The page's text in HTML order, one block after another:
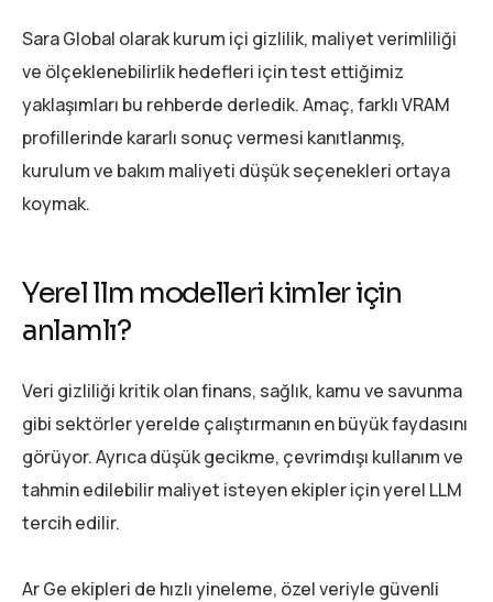
Sara Global olarak kurum içi gizlilik, maliyet verimliliği
ve ölçeklenebilirlik hedefleri için test ettiğimiz
yaklaşımları bu rehberde derledik. Amaç, farklı VRAM
profillerinde kararlı sonuç vermesi kanıtlanmış,
kurulum ve bakım maliyeti düşük seçenekleri ortaya
koymak.
Yerel llm modelleri kimler için
anlamlı?
Veri gizliliği kritik olan finans, sağlık, kamu ve savunma
gibi sektörler yerelde çalıştırmanın en büyük faydasını
görüyor. Ayrıca düşük gecikme, çevrimdışı kullanım ve
tahmin edilebilir maliyet isteyen ekipler için yerel LLM
tercih edilir.
Ar Ge ekipleri de hızlı yineleme, özel veriyle güvenli